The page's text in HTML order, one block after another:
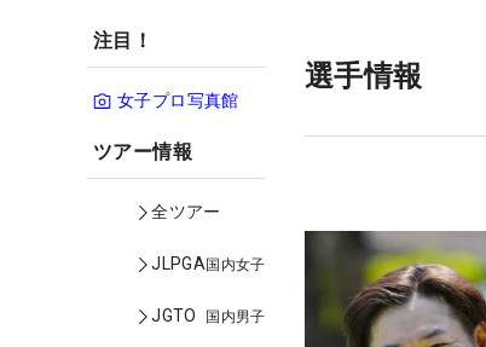
注目！
女子プロ写真館
ツアー情報
全ツアー
JLPGA国内女子
JGTO 国内男子
選手情報